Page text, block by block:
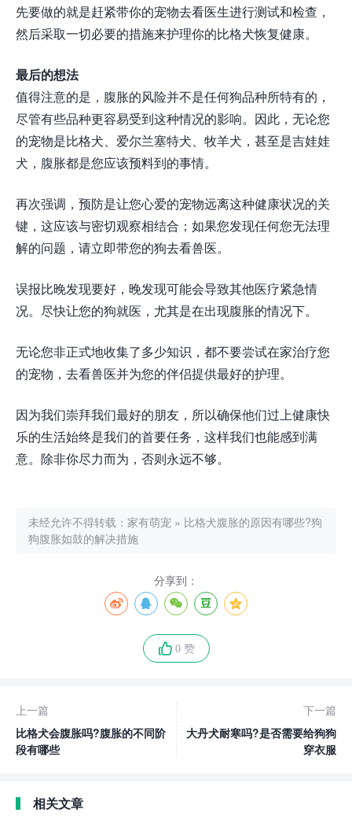
先要做的就是赶紧带你的宠物去看医生进行测试和检查，
然后采取一切必要的措施来护理你的比格犬恢复健康。
最后的想法
值得注意的是，腹胀的风险并不是任何狗品种所特有的，
尽管有些品种更容易受到这种情况的影响。因此，无论您
的宠物是比格犬、爱尔兰塞特犬、牧羊犬，甚至是吉娃娃
犬，腹胀都是您应该预料到的事情。
再次强调，预防是让您心爱的宠物远离这种健康状况的关
键，这应该与密切观察相结合；如果您发现任何您无法理
解的问题，请立即带您的狗去看兽医。
误报比晚发现要好，晚发现可能会导致其他医疗紧急情
况。尽快让您的狗就医，尤其是在出现腹胀的情况下。
无论您非正式地收集了多少知识，都不要尝试在家治疗您
的宠物，去看兽医并为您的伴侣提供最好的护理。
因为我们崇拜我们最好的朋友，所以确保他们过上健康快
乐的生活始终是我们的首要任务，这样我们也能感到满
意。除非你尽力而为，否则永远不够。
未经允许不得转载： 家有萌宠 » 比格犬腹胀的原因有哪些?狗
狗腹胀如鼓的解决措施
分享到：
0 赞
上一篇
比格犬会腹胀吗?腹胀的不同阶
段有哪些
下一篇
大丹犬耐寒吗?是否需要给狗狗
穿衣服
相关文章